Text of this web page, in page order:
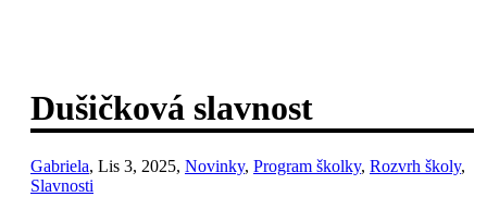
Dušičková slavnost
Gabriela, Lis 3, 2025, Novinky, Program školky, Rozvrh školy,
Slavnosti